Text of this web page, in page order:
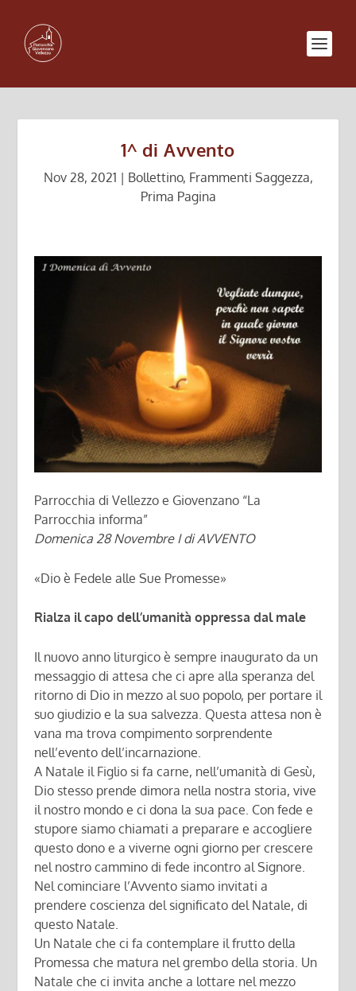
1^ di Avvento
Nov 28, 2021 | Bollettino, Frammenti Saggezza,
Prima Pagina
Parrocchia di Vellezzo e Giovenzano “La
Parrocchia informa”
Domenica 28 Novembre I di AVVENTO
«Dio è Fedele alle Sue Promesse»
Rialza il capo dell’umanità oppressa dal male
Il nuovo anno liturgico è sempre inaugurato da un
messaggio di attesa che ci apre alla speranza del
ritorno di Dio in mezzo al suo popolo, per portare il
suo giudizio e la sua salvezza. Questa attesa non è
vana ma trova compimento sorprendente
nell’evento dell’incarnazione.
A Natale il Figlio si fa carne, nell’umanità di Gesù,
Dio stesso prende dimora nella nostra storia, vive
il nostro mondo e ci dona la sua pace. Con fede e
stupore siamo chiamati a preparare e accogliere
questo dono e a viverne ogni giorno per crescere
nel nostro cammino di fede incontro al Signore.
Nel cominciare l’Avvento siamo invitati a
prendere coscienza del significato del Natale, di
questo Natale.
Un Natale che ci fa contemplare il frutto della
Promessa che matura nel grembo della storia. Un
Natale che ci invita anche a lottare nel mezzo